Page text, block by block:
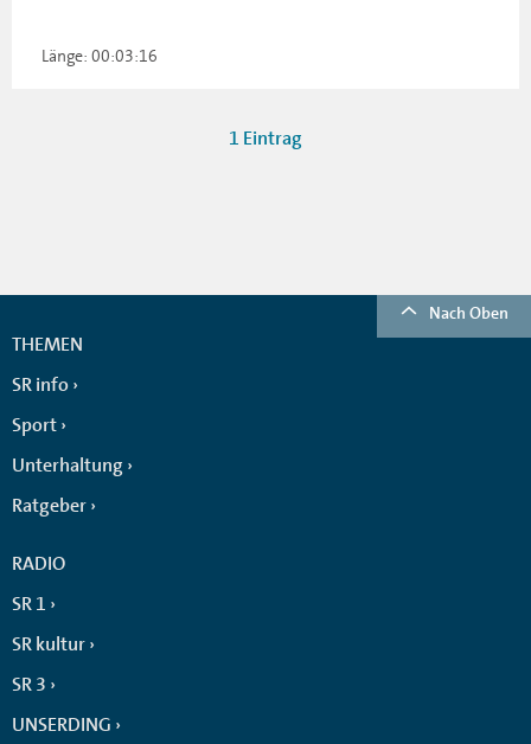
Länge: 00:03:16
1 Eintrag
Nach Oben
THEMEN
SR info
Sport
Unterhaltung
Ratgeber
RADIO
SR 1
SR kultur
SR 3
UNSERDING